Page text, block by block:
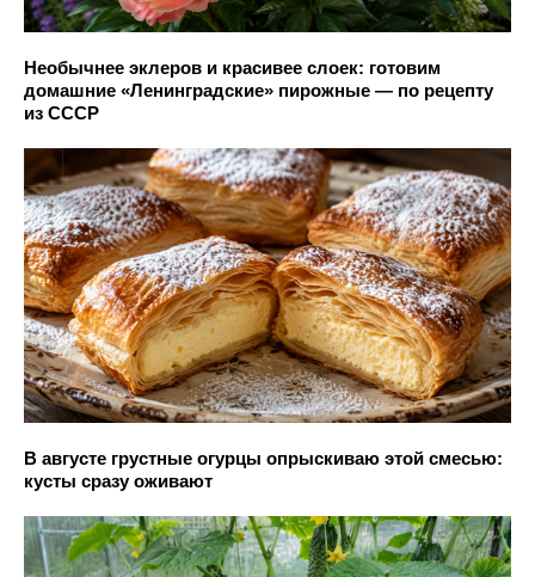
Необычнее эклеров и красивее слоек: готовим
домашние «Ленинградские» пирожные — по рецепту
из СССР
В августе грустные огурцы опрыскиваю этой смесью:
кусты сразу оживают